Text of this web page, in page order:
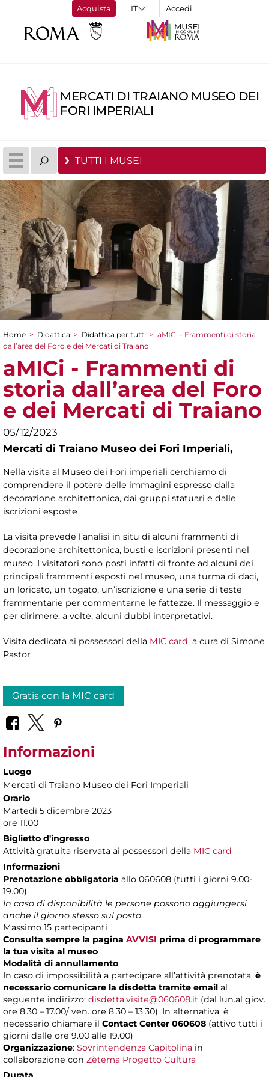
Acquista Accedi
MERCATI DI TRAIANO MUSEO DEI
FORI IMPERIALI
TUTTI I MUSEI
Tu sei qui
Home > Didattica > Didattica per tutti > aMICi - Frammenti di storia
dall’area del Foro e dei Mercati di Traiano
aMICi - Frammenti di
storia dall’area del Foro
e dei Mercati di Traiano
05/12/2023
Mercati di Traiano Museo dei Fori Imperiali,
Nella visita al Museo dei Fori imperiali cerchiamo di
comprendere il potere delle immagini espresso dalla
decorazione architettonica, dai gruppi statuari e dalle
iscrizioni esposte
La visita prevede l’analisi in situ di alcuni frammenti di
decorazione architettonica, busti e iscrizioni presenti nel
museo. I visitatori sono posti infatti di fronte ad alcuni dei
principali frammenti esposti nel museo, una turma di daci,
un loricato, un togato, un’iscrizione e una serie di teste
frammentarie per commentarne le fattezze. Il messaggio e
per dirimere, a volte, alcuni dubbi interpretativi.
Visita dedicata ai possessori della MIC card, a cura di Simone
Pastor
Gratis con la MIC card
Informazioni
Luogo
Mercati di Traiano Museo dei Fori Imperiali
Orario
Martedì 5 dicembre 2023
ore 11.00
Biglietto d'ingresso
Attività gratuita riservata ai possessori della MIC card
Informazioni
Prenotazione obbligatoria allo 060608 (tutti i giorni 9.00-
19.00)
In caso di disponibilità le persone possono aggiungersi
anche il giorno stesso sul posto
Massimo 15 partecipanti
Consulta sempre la pagina AVVISI prima di programmare
la tua visita al museo
Modalità di annullamento
In caso di impossibilità a partecipare all’attività prenotata, è
necessario comunicare la disdetta tramite email al
seguente indirizzo: disdetta.visite@060608.it (dal lun.al giov.
ore 8.30 – 17.00/ ven. ore 8.30 – 13.30). In alternativa, è
necessario chiamare il Contact Center 060608 (attivo tutti i
giorni dalle ore 9.00 alle 19.00)
Organizzazione: Sovrintendenza Capitolina in
collaborazione con Zètema Progetto Cultura